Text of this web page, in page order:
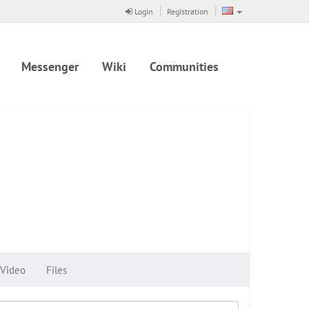
Login Registration
Messenger Wiki Communities
Video Files